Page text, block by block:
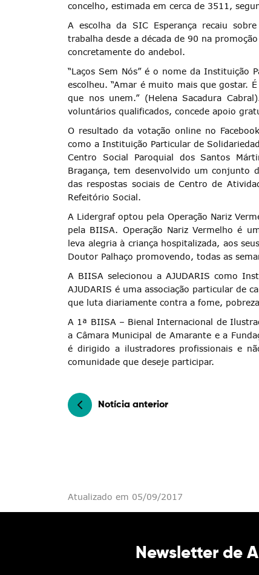
Termo de Pesquisa
Categorias gerais
Filtros
concelho, estimada em cerca de 3511,
A escolha da SIC Esperança recaiu
trabalha desde a década de 90 na
concretamente do andebol.
“Laços Sem Nós” é o nome da Instituição
escolheu. “Amar é muito mais que gostar.
que nos unem.” (Helena Sacadura
voluntários qualificados, concede apoio
O resultado da votação online no
como a Instituição Particular de
Centro Social Paroquial dos Santos
Bragança, tem desenvolvido um conjunto
das respostas sociais de Centro de
Refeitório Social.
A Lidergraf optou pela Operação Nariz
pela BIISA. Operação Nariz Vermelho é
leva alegria à criança hospitalizada, aos
Doutor Palhaço promovendo, todas as
A BIISA selecionou a AJUDARIS como
AJUDARIS é uma associação particular de
que luta diariamente contra a fome,
A 1ª BIISA – Bienal Internacional de
a Câmara Municipal de Amarante e a
é dirigido a ilustradores profissionais e
comunidade que deseje participar.
Notícia anterior
Atualizado em 05/09/2017
Newsletter de